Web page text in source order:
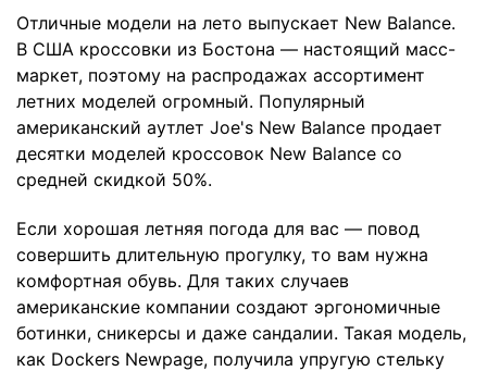
Отличные модели на лето выпускает New Balance.
В США кроссовки из Бостона — настоящий масс-
маркет, поэтому на распродажах ассортимент
летних моделей огромный. Популярный
американский аутлет Joe's New Balance продает
десятки моделей кроссовок New Balance со
средней скидкой 50%.
Если хорошая летняя погода для вас — повод
совершить длительную прогулку, то вам нужна
комфортная обувь. Для таких случаев
американские компании создают эргономичные
ботинки, сникерсы и даже сандалии. Такая модель,
как Dockers Newpage, получила упругую стельку